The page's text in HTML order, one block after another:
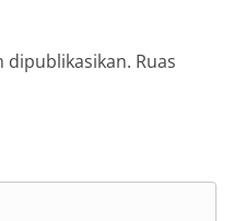
dipublikasikan. Ruas